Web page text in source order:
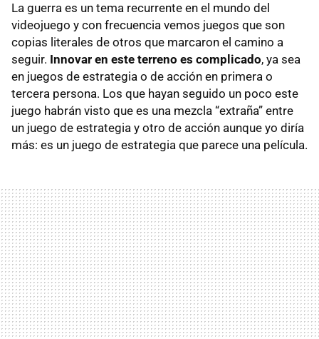
La guerra es un tema recurrente en el mundo del
videojuego y con frecuencia vemos juegos que son
copias literales de otros que marcaron el camino a
seguir. Innovar en este terreno es complicado, ya sea
en juegos de estrategia o de acción en primera o
tercera persona. Los que hayan seguido un poco este
juego habrán visto que es una mezcla “extraña” entre
un juego de estrategia y otro de acción aunque yo diría
más: es un juego de estrategia que parece una película.